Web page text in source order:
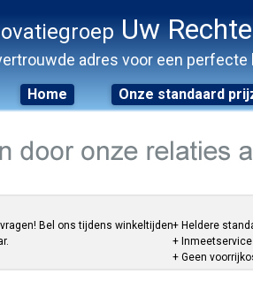
Uw
adres voor een perfecte
Home Onze standaard
Bel ons tijdens winkeltijden.+ Heldere
+
+ Geen